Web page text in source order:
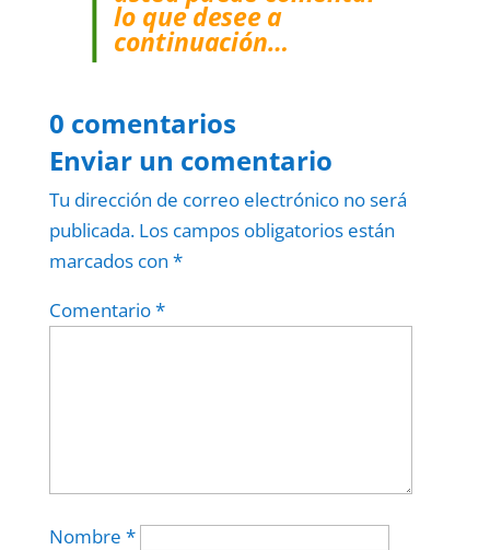
lo que desee a
continuación…
0 comentarios
Enviar un comentario
Tu dirección de correo electrónico no será
publicada. Los campos obligatorios están
marcados con *
Comentario*
Nombre *